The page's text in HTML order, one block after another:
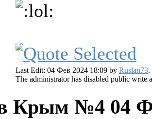
Last Edit: 04 Фев 2024 18:09 by Ruslan73.
The administrator has disabled public write
Крым №4 04